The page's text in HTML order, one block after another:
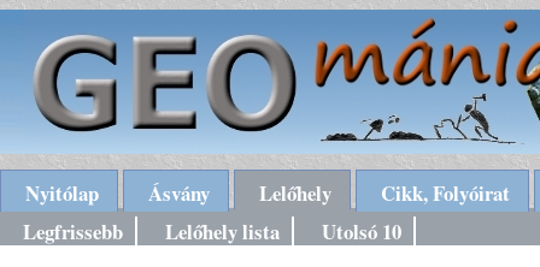
Nyitólap Ásvány Lelőhely
Cikk, Folyóirat
Legfrissebb
Lelőhely lista Utolsó 10